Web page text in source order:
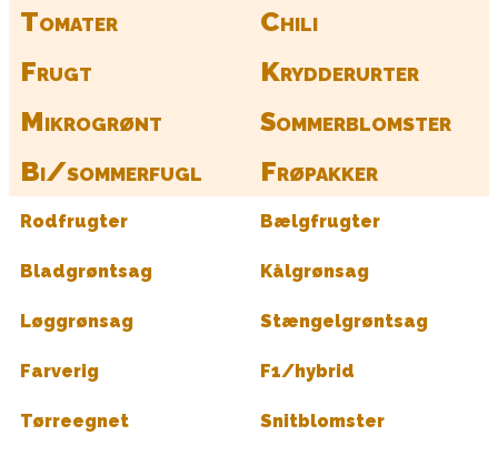
Tomater
Chili
Frugt
Krydderurter
Mikrogrønt
Sommerblomster
Bi/sommerfugl
Frøpakker
Rodfrugter Bælgfrugter
Bladgrøntsag Kålgrønsag
Løggrønsag Stængelgrøntsag
Farverig F1/hybrid
Tørreegnet Snitblomster